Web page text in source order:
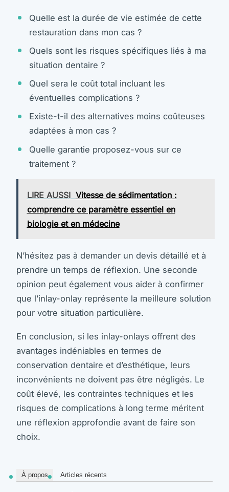
Quelle est la durée de vie estimée de cette
restauration dans mon cas ?
Quels sont les risques spécifiques liés à ma
situation dentaire ?
Quel sera le coût total incluant les
éventuelles complications ?
Existe-t-il des alternatives moins coûteuses
adaptées à mon cas ?
Quelle garantie proposez-vous sur ce
traitement ?
LIRE AUSSI Vitesse de sédimentation :
comprendre ce paramètre essentiel en
biologie et en médecine
N’hésitez pas à demander un devis détaillé et à
prendre un temps de réflexion. Une seconde
opinion peut également vous aider à confirmer
que l’inlay-onlay représente la meilleure solution
pour votre situation particulière.
En conclusion, si les inlay-onlays offrent des
avantages indéniables en termes de
conservation dentaire et d’esthétique, leurs
inconvénients ne doivent pas être négligés. Le
coût élevé, les contraintes techniques et les
risques de complications à long terme méritent
une réflexion approfondie avant de faire son
choix.
À propos Articles récents